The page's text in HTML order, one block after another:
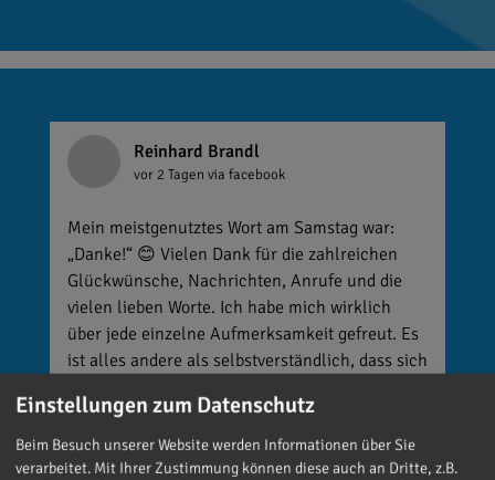
Reinhard Brandl
vor 2 Tagen via facebook
Mein meistgenutztes Wort am Samstag war:
„Danke!“ 😊 Vielen Dank für die zahlreichen
Glückwünsche, Nachrichten, Anrufe und die
vielen lieben Worte. Ich habe mich wirklich
über jede einzelne Aufmerksamkeit gefreut. Es
ist alles andere als selbstverständlich, dass sich
denken. Umso mehr weiß ich das zu schätzen.
Einstellungen zum Datenschutz
Beim Besuch unserer Website werden Informationen über Sie
verarbeitet. Mit Ihrer Zustimmung können diese auch an Dritte, z.B.